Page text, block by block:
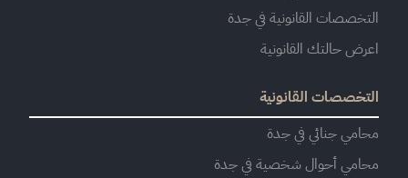
التخصصات القانونية في جدة
اعرض حالتك القانونية
التخصصات القانونية
محامي جنائي في جدة
محامي أحوال شخصية في جدة